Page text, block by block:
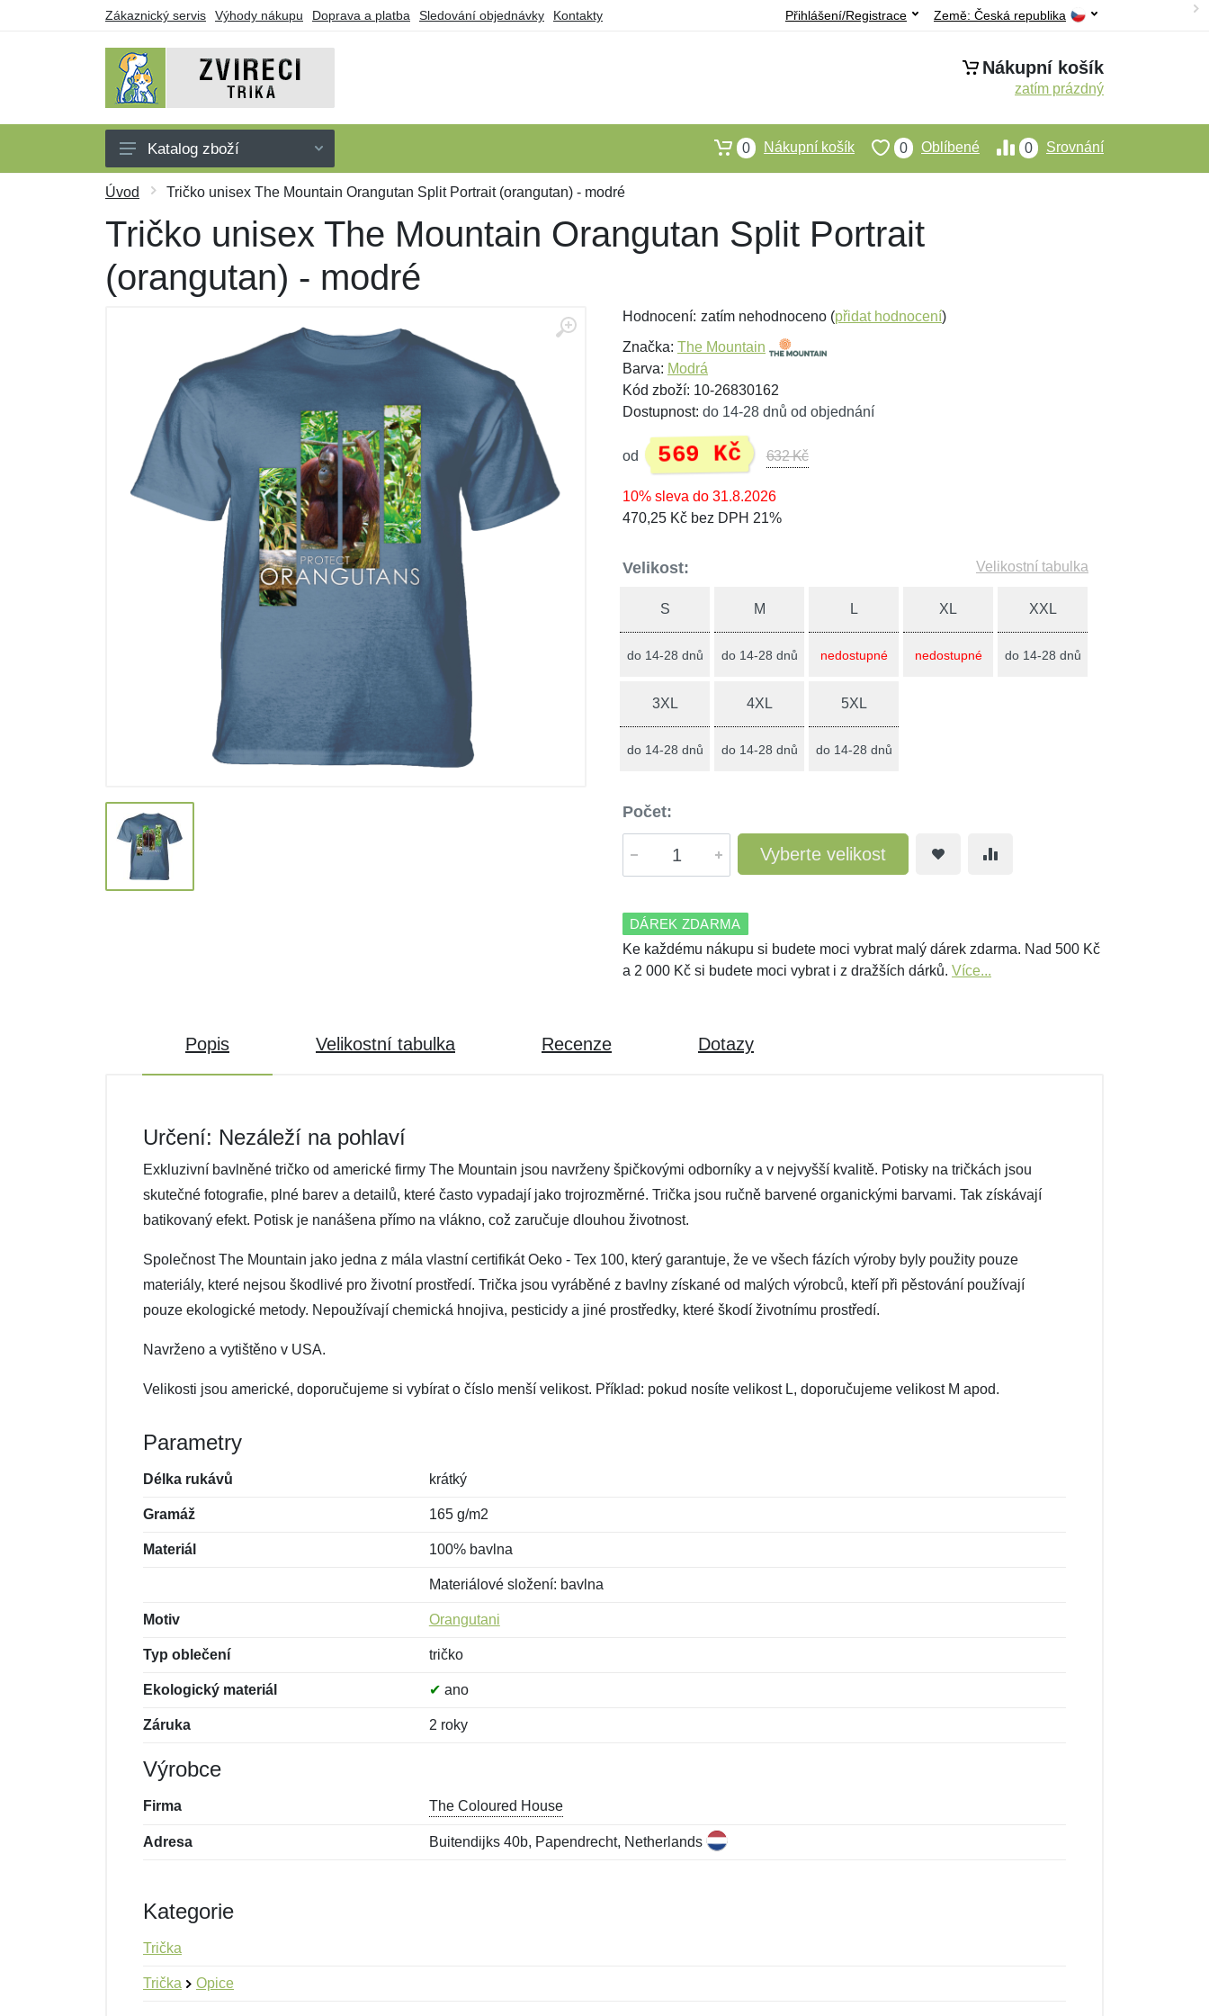
Zákaznický servis Výhody nákupu Doprava a platba Sledování objednávky Kontakty Země: Česká republika
Přihlášení/Registrace
Nákupní košík
zatím prázdný
Trička
Tílka
Šaty
Katalog zboží 0 Srovnání
0 Oblíbené
0 Nákupní košík
Úvod Tričko unisex The Mountain Orangutan Split Portrait (orangutan) - modré
Tričko unisex The Mountain Orangutan Split Portrait
(orangutan) - modré
Hodnocení: zatím nehodnoceno (přidat hodnocení)
Značka: The Mountain
Barva: Modrá
Kód zboží: 10-26830162
Dostupnost: do 14-28 dnů od objednání
od 569 Kč 632 Kč
10% sleva do 31.8.2026
470,25 Kč bez DPH 21%
Velikost: Velikostní tabulka
S
do 14-28 dnů
M
do 14-28 dnů
L
nedostupné
XL
nedostupné
XXL
do 14-28 dnů
3XL
do 14-28 dnů
4XL
do 14-28 dnů
5XL
do 14-28 dnů
Počet:
Vyberte velikost
DÁREK ZDARMA
Ke každému nákupu si budete moci vybrat malý dárek zdarma. Nad 500 Kč
a 2 000 Kč si budete moci vybrat i z dražších dárků. Více...
Popis Velikostní tabulka Recenze Dotazy
Určení: Nezáleží na pohlaví
Exkluzivní bavlněné tričko od americké firmy The Mountain jsou navrženy špičkovými odborníky a v nejvyšší kvalitě. Potisky na tričkách jsou
skutečné fotografie, plné barev a detailů, které často vypadají jako trojrozměrné. Trička jsou ručně barvené organickými barvami. Tak získávají
batikovaný efekt. Potisk je nanášena přímo na vlákno, což zaručuje dlouhou životnost.
Společnost The Mountain jako jedna z mála vlastní certifikát Oeko - Tex 100, který garantuje, že ve všech fázích výroby byly použity pouze
materiály, které nejsou škodlivé pro životní prostředí. Trička jsou vyráběné z bavlny získané od malých výrobců, kteří při pěstování používají
pouze ekologické metody. Nepoužívají chemická hnojiva, pesticidy a jiné prostředky, které škodí životnímu prostředí.
Navrženo a vytištěno v USA.
Velikosti jsou americké, doporučujeme si vybírat o číslo menší velikost. Příklad: pokud nosíte velikost L, doporučujeme velikost M apod.
Parametry
Délka rukávů krátký
Gramáž 165 g/m2
Materiál 100% bavlna
Materiálové složení: bavlna
Motiv Orangutani
Typ oblečení tričko
Ekologický materiál ✔ ano
Záruka 2 roky
Výrobce
Firma The Coloured House
Adresa Buitendijks 40b, Papendrecht, Netherlands
Kategorie
Trička
Trička Opice